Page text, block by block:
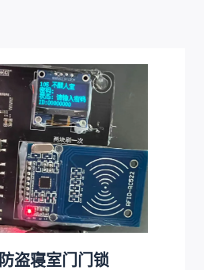
防盗寝室门门锁